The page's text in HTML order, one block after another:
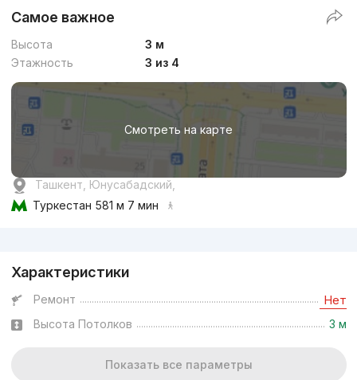
Самое важное
Высота
3 м
Этажность
3 из 4
Смотреть на карте
Ташкент, Юнусабадский,
Туркестан 581 м 7 мин
Характеристики
Ремонт Нет
Высота Потолков 3 м
Показать все параметры